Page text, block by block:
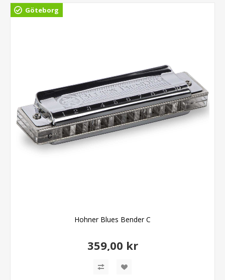
Göteborg
Hohner Blues Bender C
359,00 kr